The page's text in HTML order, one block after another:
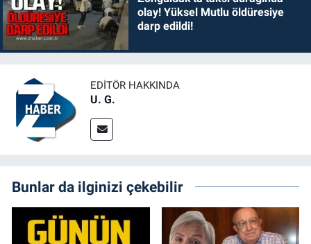
olay! Yüksel Mutlu öldüresiye
darp edildi!
EDITÖR HAKKINDA
U. G.
Bunlar da ilginizi çekebilir